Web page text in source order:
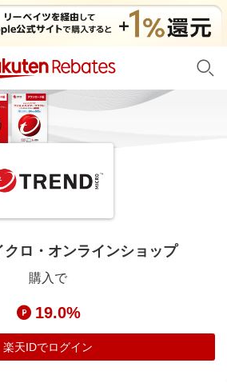
ラ
クロ・オンラインショップ
購入で
19.0%
楽天IDでログイン